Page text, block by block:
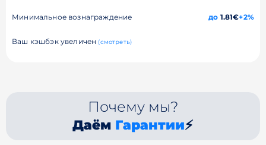
Минимальное вознаграждение до 1.81€+2%
Ваш кэшбэк увеличен (смотреть)
Почему мы?
Даём Гарантии⚡